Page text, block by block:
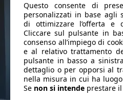
Questo consente di
personalizzati in base agli
di ottimizzare l’offerta e
Cliccare sul pulsante in
consenso all’impiego di
e al relativo trattamento
pulsante in basso a
dettaglio o per opporsi al
nella misura in cui ha
Se non si intende prestare